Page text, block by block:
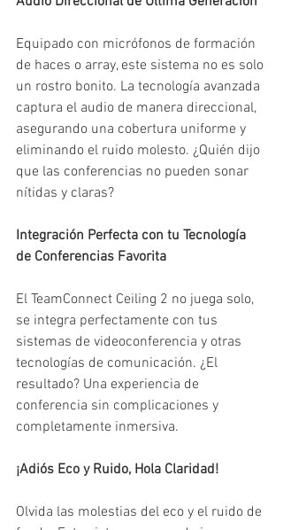
Equipado con micrófonos de formación
de haces o array, este sistema no es solo
un rostro bonito. La tecnología avanzada
captura el audio de manera direccional,
asegurando una cobertura uniforme y
eliminando el ruido molesto. ¿Quién dijo
que las conferencias no pueden sonar
nítidas y claras?
Integración Perfecta con tu Tecnología
de Conferencias Favorita
El TeamConnect Ceiling 2 no juega solo,
se integra perfectamente con tus
sistemas de videoconferencia y otras
tecnologías de comunicación. ¿El
resultado? Una experiencia de
conferencia sin complicaciones y
completamente inmersiva.
¡Adiós Eco y Ruido, Hola Claridad!
Olvida las molestias del eco y el ruido de